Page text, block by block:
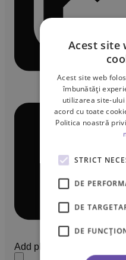
Add photos or video to
Acest site
Acest site web
îmbunătăți
utilizarea site-
acord cu toate
Politica noastră
STRICT
DE
DE
DE